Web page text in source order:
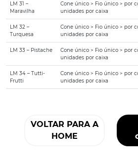
LM 31 –
Maravilha
Cone único > Fio único > por
unidades por caixa
LM 32 –
Turquesa
Cone único > Fio único > por
unidades por caixa
LM 33 – Pistache
Cone único > Fio único > por
unidades por caixa
LM 34 – Tutti-
Frutti
Cone único > Fio único > por
unidades por caixa
VOLTAR PARA A
HOME